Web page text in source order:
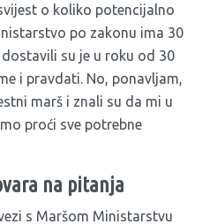
o koliko potencijalno
po zakonu ima 30
su je u roku od 30
i pravdati. No, ponavljam,
marš i znali su da mi u
proći sve potrebne
na pitanja
s Maršom Ministarstvu